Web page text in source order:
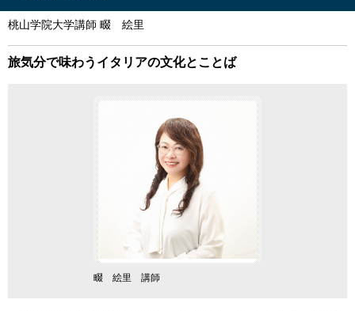
桃山学院大学講師 畷 絵里
旅気分で味わうイタリアの文化とことば
畷 絵里 講師